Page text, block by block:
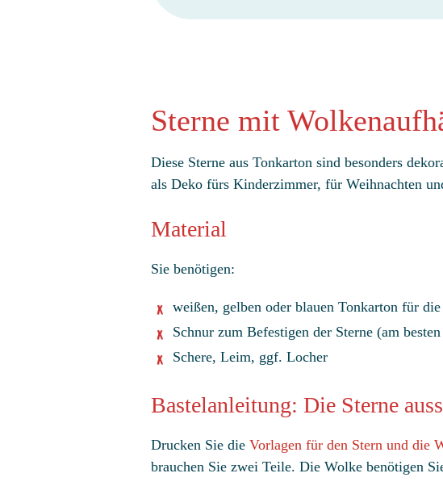
Sterne mit
Diese Sterne aus Tonkarton sind besonders
als Deko fürs Kinderzimmer, für Weihnachten
Material
Sie benötigen:
weißen, gelben oder blauen Tonkarton für
Schnur zum Befestigen der Sterne (am
Schere, Leim, ggf. Locher
Bastelanleitung: Die Sterne
Drucken Sie die Vorlagen für den Stern und die
brauchen Sie zwei Teile. Die Wolke benötigen